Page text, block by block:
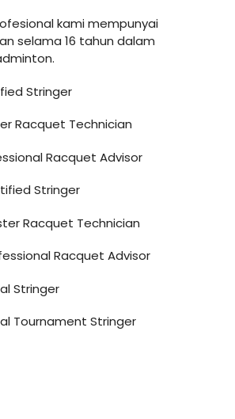
kami mempunyai
selama 16 tahun dalam
Stringer
Racquet Technician
Racquet Advisor
Stringer
Racquet Technician
Racquet Advisor
Stringer
Tournament Stringer